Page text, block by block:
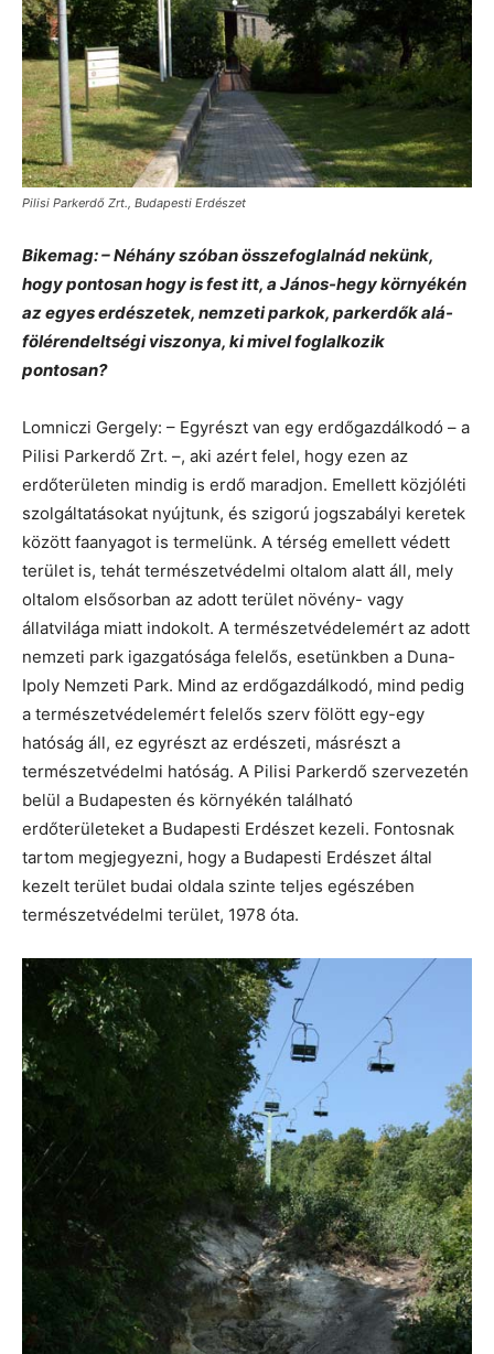
Pilisi Parkerdő Zrt., Budapesti Erdészet
Bikemag: – Néhány szóban összefoglalnád nekünk,
hogy pontosan hogy is fest itt, a János-hegy környékén
az egyes erdészetek, nemzeti parkok, parkerdők alá-
fölérendeltségi viszonya, ki mivel foglalkozik
pontosan?
Lomniczi Gergely: – Egyrészt van egy erdőgazdálkodó – a
Pilisi Parkerdő Zrt. –, aki azért felel, hogy ezen az
erdőterületen mindig is erdő maradjon. Emellett közjóléti
szolgáltatásokat nyújtunk, és szigorú jogszabályi keretek
között faanyagot is termelünk. A térség emellett védett
terület is, tehát természetvédelmi oltalom alatt áll, mely
oltalom elsősorban az adott terület növény- vagy
állatvilága miatt indokolt. A természetvédelemért az adott
nemzeti park igazgatósága felelős, esetünkben a Duna-
Ipoly Nemzeti Park. Mind az erdőgazdálkodó, mind pedig
a természetvédelemért felelős szerv fölött egy-egy
hatóság áll, ez egyrészt az erdészeti, másrészt a
természetvédelmi hatóság. A Pilisi Parkerdő szervezetén
belül a Budapesten és környékén található
erdőterületeket a Budapesti Erdészet kezeli. Fontosnak
tartom megjegyezni, hogy a Budapesti Erdészet által
kezelt terület budai oldala szinte teljes egészében
természetvédelmi terület, 1978 óta.